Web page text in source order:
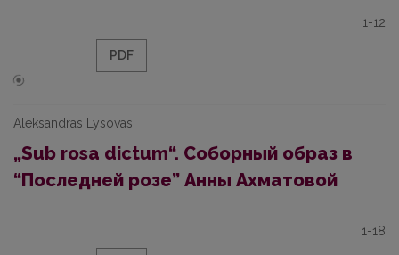
1-12
PDF
Aleksandras Lysovas
„Sub rosa dictum“. Соборный образ в
“Последней розе” Анны Ахматовой
1-18